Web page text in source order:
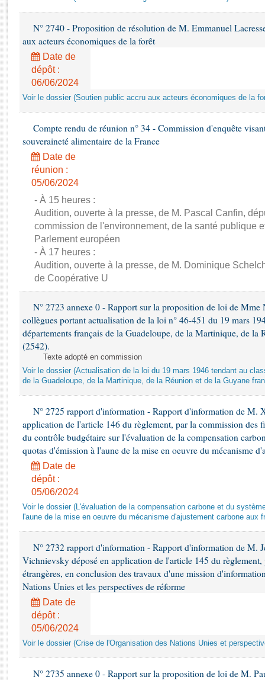
Rapports d'enquête
Rapports sur l'application des lois
Baromètre de l’application des lois
Dossiers législatifs
Budget et sécurité sociale
Comptes rendus des débats
N° 2740 - Proposition de résolution de M. Emmanuel
aux acteurs économiques de la forêt
Date de
dépôt :
06/06/2024
Voir le dossier (Soutien public accru aux acteurs économiques de la
Compte rendu de réunion n° 34 - Commission d'enquête
souveraineté alimentaire de la France
Date de
réunion :
05/06/2024
- À 15 heures :
Audition, ouverte à la presse, de M. Pascal Canfin,
commission de l'environnement, de la santé publique
Parlement européen
- À 17 heures :
Audition, ouverte à la presse, de M. Dominique
de Coopérative U
N° 2723 annexe 0 - Rapport sur la proposition de loi de Mme
collègues portant actualisation de la loi n° 46-451 du 19 mars
départements français de la Guadeloupe, de la Martinique, de la
(2542).
Texte adopté en commission
Voir le dossier (Actualisation de la loi du 19 mars 1946 tendant au
de la Guadeloupe, de la Martinique, de la Réunion et de la Guyane
N° 2725 rapport d'information - Rapport d'information de M.
application de l'article 146 du règlement, par la commission des
du contrôle budgétaire sur l'évaluation de la compensation
quotas d'émission à l'aune de la mise en oeuvre du mécanisme
Date de
dépôt :
05/06/2024
Voir le dossier (L'évaluation de la compensation carbone et du
l'aune de la mise en oeuvre du mécanisme d'ajustement carbone aux
N° 2732 rapport d'information - Rapport d'information de M.
Vichnievsky déposé en application de l'article 145 du règlement,
étrangères, en conclusion des travaux d'une mission
Nations Unies et les perspectives de réforme
Date de
dépôt :
05/06/2024
Voir le dossier (Crise de l'Organisation des Nations Unies et
N° 2735 annexe 0 - Rapport sur la proposition de loi de M.